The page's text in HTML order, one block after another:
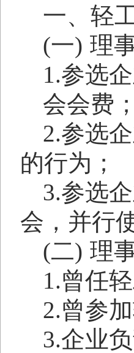
一、轻
(一) 理
1.参选
会会费；
2.参选
的行为；
3.参选
会，并行
(二) 理
1.曾任
2.曾参
3.企业